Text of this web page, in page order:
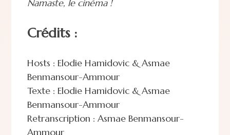
Namaste, le cinéma !
Crédits :
Hosts : Elodie Hamidovic & Asmae
Benmansour-Ammour
Texte : Elodie Hamidovic & Asmae
Benmansour-Ammour
Retranscription : Asmae Benmansour-
Ammour